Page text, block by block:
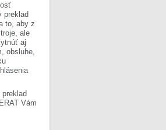
preklad
to, aby z
ale
aj
obsluhe,
Vám